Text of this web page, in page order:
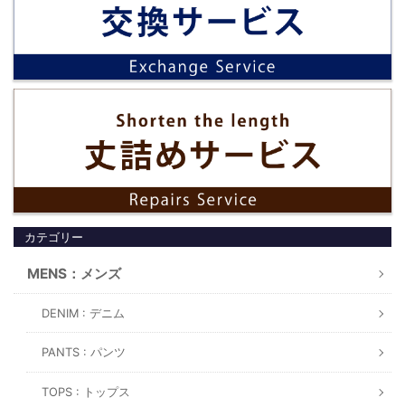
カテゴリー
MENS：メンズ
DENIM : デニム
PANTS : パンツ
TOPS : トップス